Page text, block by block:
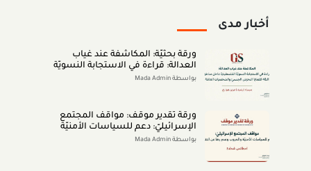
أخبار مدى
ورقة بحثيّة: المكاشفة عند غياب
العدالة: قراءة في الاستجابة النسويّة
بواسطة Mada Admin
ورقة تقدير موقف: مواقف المجتمع
الإسرائيليّ: دعم للسياسات الأمنيّة
والحروب وعدم رضا عن النتائج (تمّوز
بواسطة Mada Admin